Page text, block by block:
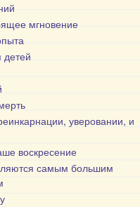
мгновение
детей
уверовании, и
воскресение
самым большим